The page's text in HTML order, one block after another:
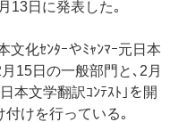
13日に発表した｡
文化ｾﾝﾀｰやﾐｬﾝﾏｰ元日本
15日の一般部門と､2月
本文学翻訳ｺﾝﾃｽﾄ｣を開
けを行っている｡